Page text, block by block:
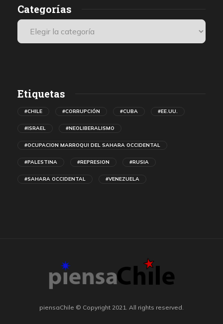
Categorías
Etiquetas
#CHILE #CORRUPCIÓN #CUBA #EE.UU.
#ISRAEL #NEOLIBERALISMO
#OCUPACION MARROQUI DEL SAHARA OCCIDENTAL
#PALESTINA #REPRESION #RUSIA
#SAHARA OCCIDENTAL #VENEZUELA
piensaChile © Copyright 2021. All rights reserved.